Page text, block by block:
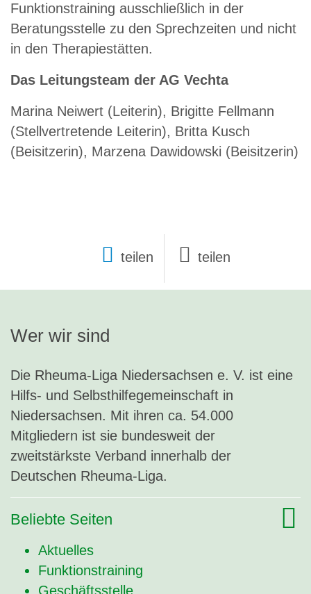
Funktionstraining ausschließlich in der
Beratungsstelle zu den Sprechzeiten und nicht
in den Therapiestätten.
Das Leitungsteam der AG Vechta
Marina Neiwert (Leiterin), Brigitte Fellmann
(Stellvertretende Leiterin), Britta Kusch
(Beisitzerin), Marzena Dawidowski (Beisitzerin)
teilen
Wer wir sind
Die Rheuma-Liga Niedersachsen e. V. ist eine
Hilfs- und Selbsthilfegemeinschaft in
Niedersachsen. Mit ihren ca. 54.000
Mitgliedern ist sie bundesweit der
zweitstärkste Verband innerhalb der
Deutschen Rheuma-Liga.
Beliebte Seiten
Aktuelles
Funktionstraining
Geschäftsstelle